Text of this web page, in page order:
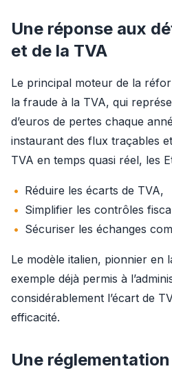
Une réponse aux
et de la TVA
Le principal moteur de la
la fraude à la TVA, qui
d’euros de pertes chaque
instaurant des flux traçables
TVA en temps quasi réel, les
Réduire les écarts de TVA,
Simplifier les contrôles
Sécuriser les échanges
Le modèle italien, pionnier en
exemple déjà permis à
considérablement l’écart de
efficacité.
Une